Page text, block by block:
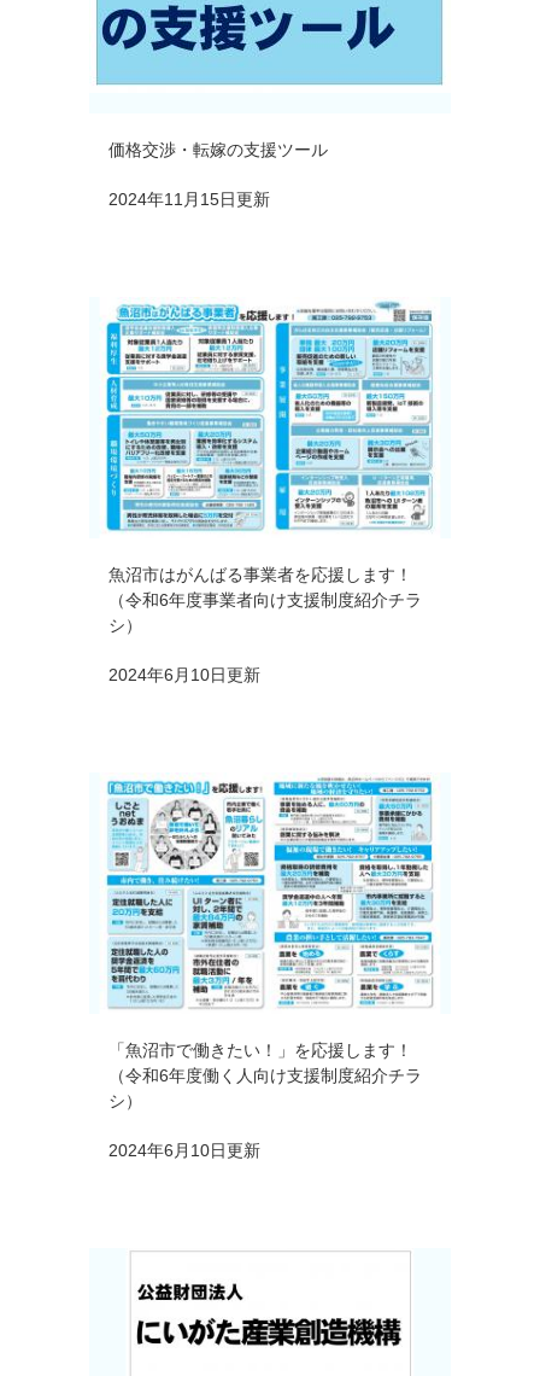
価格交渉・転嫁の支援ツール
2024年11月15日更新
魚沼市はがんばる事業者を応援します！
（令和6年度事業者向け支援制度紹介チラ
シ）
2024年6月10日更新
「魚沼市で働きたい！」を応援します！
（令和6年度働く人向け支援制度紹介チラ
シ）
2024年6月10日更新